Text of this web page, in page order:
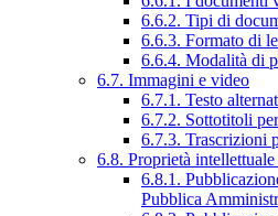
6.6.2. Tipi di
6.6.3. Formato di
6.6.4. Modalità di
6.7. Immagini e video
6.7.1. Testo
6.7.2. Sottotitoli
6.7.3. Trascrizioni
6.8. Proprietà
6.8.1.
Pubblica